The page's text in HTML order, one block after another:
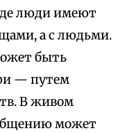
люди имеют
а с людьми.
быть
— путем
В живом
может